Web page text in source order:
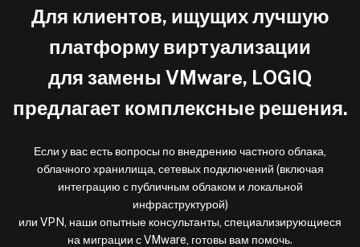
Для клиентов, ищущих лучшую
платформу виртуализации
для замены VMware, LOGIQ
предлагает комплексные решения.
Если у вас есть вопросы по внедрению частного облака,
облачного хранилища, сетевых подключений (включая
интеграцию с публичным облаком и локальной
инфраструктурой)
или VPN, наши опытные консультанты, специализирующиеся
на миграции с VMware, готовы вам помочь.